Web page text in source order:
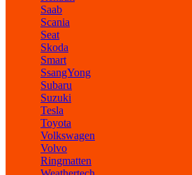
Saab
Scania
Seat
Skoda
Smart
SsangYong
Subaru
Suzuki
Tesla
Toyota
Volkswagen
Volvo
Ringmatten